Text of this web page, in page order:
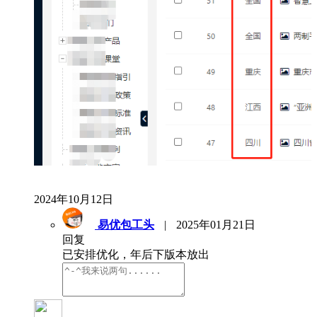
2024年10月12日
易优包工头 |
2025年01月21日
回复
已安排优化，年后下版本放出